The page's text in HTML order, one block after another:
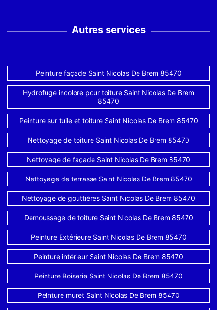
Autres services
Peinture façade Saint Nicolas De Brem 85470
Hydrofuge incolore pour toiture Saint Nicolas De Brem
85470
Peinture sur tuile et toiture Saint Nicolas De Brem 85470
Nettoyage de toiture Saint Nicolas De Brem 85470
Nettoyage de façade Saint Nicolas De Brem 85470
Nettoyage de terrasse Saint Nicolas De Brem 85470
Nettoyage de gouttières Saint Nicolas De Brem 85470
Demoussage de toiture Saint Nicolas De Brem 85470
Peinture Extérieure Saint Nicolas De Brem 85470
Peinture intérieur Saint Nicolas De Brem 85470
Peinture Boiserie Saint Nicolas De Brem 85470
Peinture muret Saint Nicolas De Brem 85470